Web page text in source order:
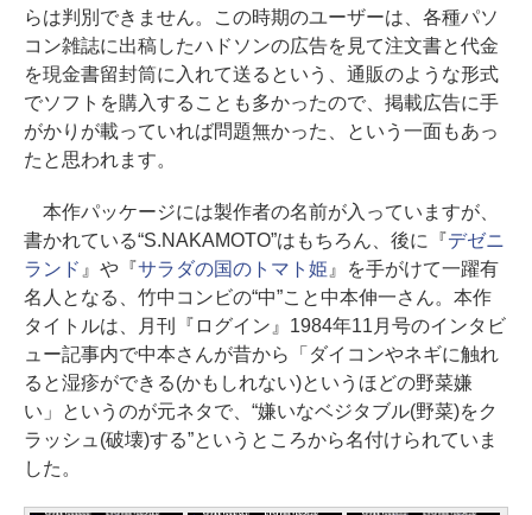
らは判別できません。この時期のユーザーは、各種パソ
コン雑誌に出稿したハドソンの広告を見て注文書と代金
を現金書留封筒に入れて送るという、通販のような形式
でソフトを購入することも多かったので、掲載広告に手
がかりが載っていれば問題無かった、という一面もあっ
たと思われます。
本作パッケージには製作者の名前が入っていますが、
書かれている“S.NAKAMOTO”はもちろん、後に『デゼニ
ランド 』や『サラダの国のトマト姫 』を手がけて一躍有
名人となる、竹中コンビの“中”こと中本伸一さん。本作
タイトルは、月刊『ログイン』1984年11月号のインタビ
ュー記事内で中本さんが昔から「ダイコンやネギに触れ
ると湿疹ができる(かもしれない)というほどの野菜嫌
い」というのが元ネタで、“嫌いなベジタブル(野菜)をク
ラッシュ(破壊)する”というところから名付けられていま
した。